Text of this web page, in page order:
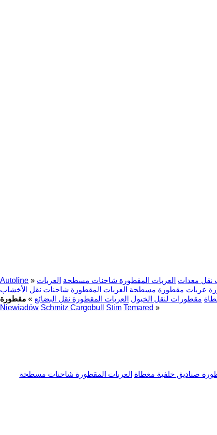
Autoline » نقل معدات العربات المقطورة شاحنات مسطحة العربات
عربات مقطورة مسطحة العربات المقطورة شاحنات نقل الأخشاب
مقطورات لنقل الخيول العربات المقطورة نقل البضائع »
Niewiadów Schmitz Cargobull Stim Temared »
صناديق خلفية مغطاة العربات المقطورة شاحنات مسطحة